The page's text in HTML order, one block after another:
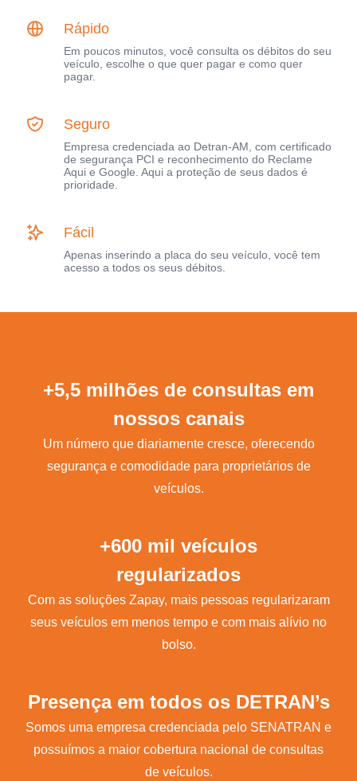
Rápido
Em poucos minutos, você consulta os débitos do seu
veículo, escolhe o que quer pagar e como quer
pagar.
Seguro
Empresa credenciada ao Detran-AM, com certificado
de segurança PCI e reconhecimento do Reclame
Aqui e Google. Aqui a proteção de seus dados é
prioridade.
Fácil
Apenas inserindo a placa do seu veículo, você tem
acesso a todos os seus débitos.
+5,5 milhões de consultas em
nossos canais
Um número que diariamente cresce, oferecendo
segurança e comodidade para proprietários de
veículos.
+600 mil veículos
regularizados
Com as soluções Zapay, mais pessoas regularizaram
seus veículos em menos tempo e com mais alívio no
bolso.
Presença em todos os DETRAN’s
Somos uma empresa credenciada pelo SENATRAN e
possuímos a maior cobertura nacional de consultas
de veículos.